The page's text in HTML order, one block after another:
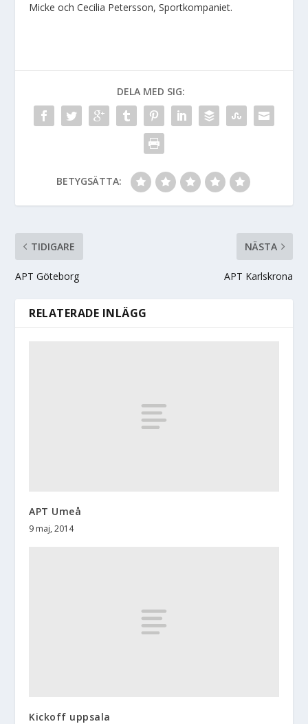
Micke och Cecilia Petersson, Sportkompaniet.
DELA MED SIG:
BETYGSÄTTA:
TIDIGARE
APT Göteborg
NÄSTA
APT Karlskrona
RELATERADE INLÄGG
APT Umeå
9 maj, 2014
Kickoff uppsala